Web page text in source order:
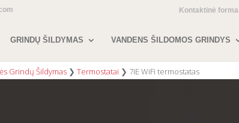
Kontaktinė forma
GRINDŲ ŠILDYMAS VANDENS ŠILDOMOS GRINDYS
Grindų Šildymas ❯Termostatai ❯ 7iE WiFi termostatas